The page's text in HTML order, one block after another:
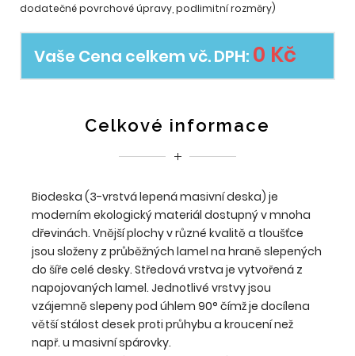
dodatečné povrchové úpravy, podlimitní rozměry)
Vaše Cena celkem vč. DPH: 0 Kč
Celkové informace
Biodeska (3-vrstvá lepená masivní deska) je
moderním ekologický materiál dostupný v mnoha
dřevinách. Vnější plochy v různé kvalitě a tloušťce
jsou složeny z průběžných lamel na hraně slepených
do šíře celé desky. Středová vrstva je vytvořená z
napojovaných lamel. Jednotlivé vrstvy jsou
vzájemně slepeny pod úhlem 90° čímž je docílena
větší stálost desek proti průhybu a kroucení než
např. u masivní spárovky.